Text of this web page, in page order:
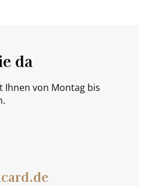
da
Ihnen von Montag bis